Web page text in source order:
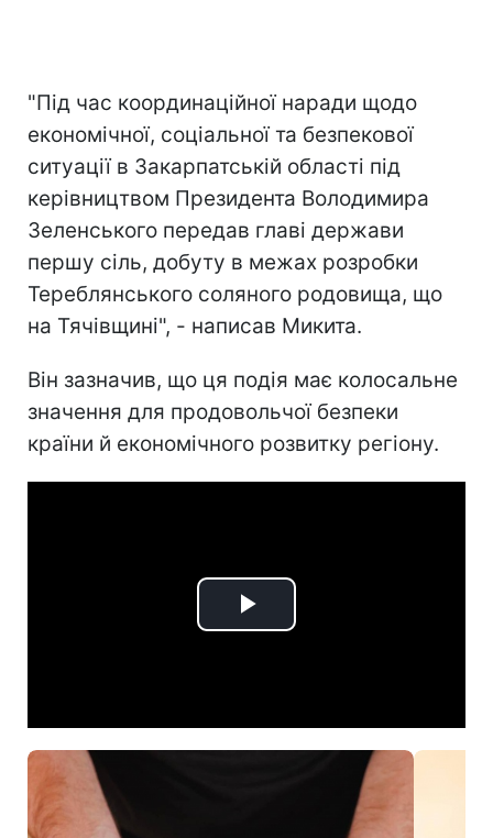
"Під час координаційної наради щодо
економічної, соціальної та безпекової
ситуації в Закарпатській області під
керівництвом Президента Володимира
Зеленського передав главі держави
першу сіль, добуту в межах розробки
Тереблянського соляного родовища, що
на Тячівщині", - написав Микита.
Він зазначив, що ця подія має колосальне
значення для продовольчої безпеки
країни й економічного розвитку регіону.
Play